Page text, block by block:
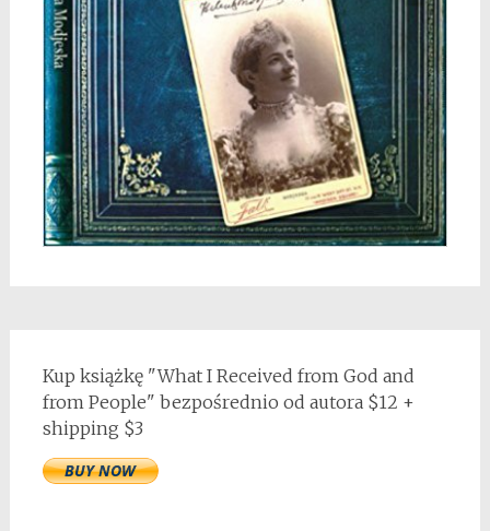
Kup książkę "What I Received from God and
from People" bezpośrednio od autora $12 +
shipping $3